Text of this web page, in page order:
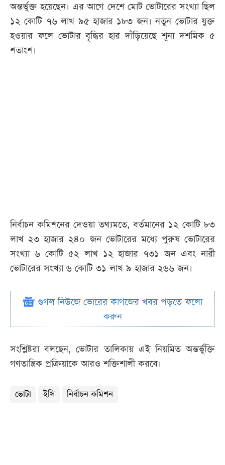
অন্তর্ভুক্ত হয়েছেন। এর আগে দেশে মোট ভোটারের সংখ্যা ছিল
১২ কোটি ৭৬ লাখ ৯৫ হাজার ১৮৩ জন। নতুন ভোটার যুক্ত
হওয়ার ফলে ভোটার বৃদ্ধির হার দাঁড়িয়েছে শূন্য দশমিক ৫
শতাংশ।
নির্বাচন কমিশনের দেওয়া তথ্যমতে, বর্তমানের ১২ কোটি ৮৩
লাখ ২৩ হাজার ২৪০ জন ভোটারের মধ্যে পুরুষ ভোটারের
সংখ্যা ৬ কোটি ৫২ লাখ ১২ হাজার ৭৩১ জন এবং নারী
ভোটারের সংখ্যা ৬ কোটি ৩১ লাখ ৯ হাজার ২৬৬ জন।
গুগল নিউজে ভোরের কাগজের খবর পড়তে ফলো
করুন
সংশ্লিষ্টরা বলছেন, ভোটার তালিকায় এই নিয়মিত অন্তর্ভুক্তি
গণতান্ত্রিক প্রক্রিয়াকে আরও শক্তিশালী করবে।
ভোটা ইসি নির্বাচন কমিশন